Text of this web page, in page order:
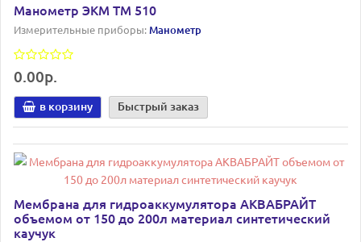
Манометр ЭКМ ТМ 510
Измерительные приборы:Манометр
0.00р.
в корзину Быстрый заказ
Мембрана для гидроаккумулятора АКВАБРАЙТ
объемом от 150 до 200л материал синтетический
каучук